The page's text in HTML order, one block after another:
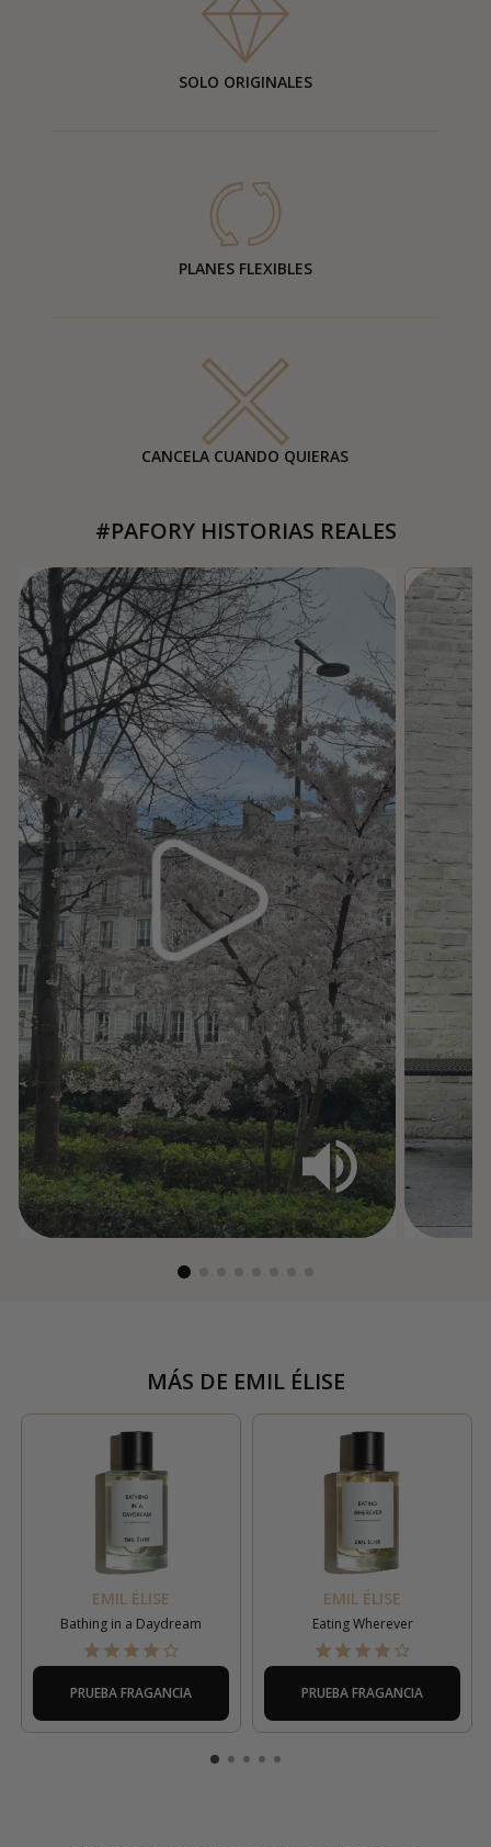
SOLO ORIGINALES
PLANES FLEXIBLES
CANCELA CUANDO QUIERAS
#PAFORY HISTORIAS REALES
MÁS DE EMIL ÉLISE
EMIL ÉLISE
Bathing in a Daydream
PRUEBA FRAGANCIA
EMIL ÉLISE
Eating Wherever
PRUEBA FRAGANCIA